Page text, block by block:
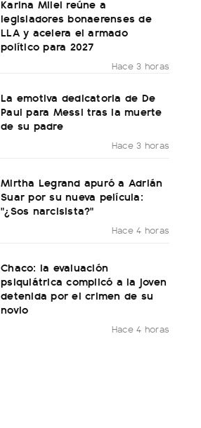
Karina Milei reúne a
legisladores bonaerenses de
LLA y acelera el armado
político para 2027
Hace 3 horas
La emotiva dedicatoria de De
Paul para Messi tras la muerte
de su padre
Hace 3 horas
Mirtha Legrand apuró a Adrián
Suar por su nueva película:
"¿Sos narcisista?"
Hace 4 horas
Chaco: la evaluación
psiquiátrica complicó a la joven
detenida por el crimen de su
novio
Hace 4 horas